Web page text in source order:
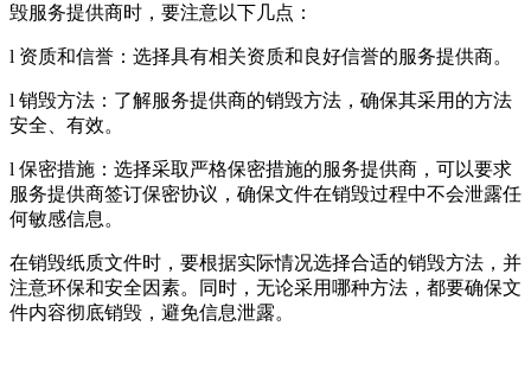
毁服务提供商时，要注意以下几点：
l 资质和信誉：选择具有相关资质和良好信誉的服务提供商。
l 销毁方法：了解服务提供商的销毁方法，确保其采用的方法
安全、有效。
l 保密措施：选择采取严格保密措施的服务提供商，可以要求
服务提供商签订保密协议，确保文件在销毁过程中不会泄露任
何敏感信息。
在销毁纸质文件时，要根据实际情况选择合适的销毁方法，并
注意环保和安全因素。同时，无论采用哪种方法，都要确保文
件内容彻底销毁，避免信息泄露。